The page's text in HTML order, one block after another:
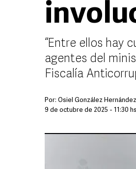
“Entre ellos hay
agentes del
Fiscalía
Por: Osiel González Hernández
9 de octubre de 2025 - 11:30 hs